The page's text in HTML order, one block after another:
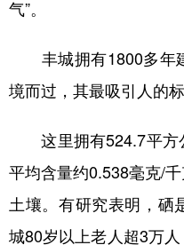
气”。
丰城拥有1800多年
境而过，其最吸引人的标
这里拥有524.7平方
平均含量约0.538毫克/
土壤。有研究表明，硒
城80岁以上老人超3万